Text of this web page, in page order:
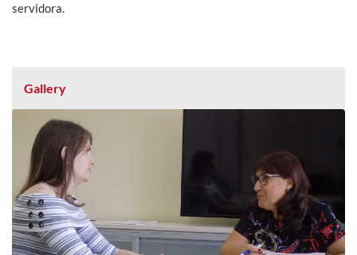
servidora.
Gallery